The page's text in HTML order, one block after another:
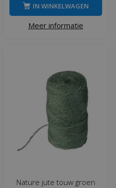
Meer informatie
IN WINKELWAGEN
Nature jute touw groen